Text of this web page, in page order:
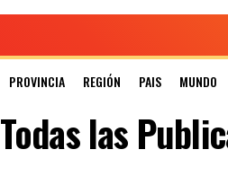
PROVINCIA REGIÓN PAIS MUNDO
Todas las